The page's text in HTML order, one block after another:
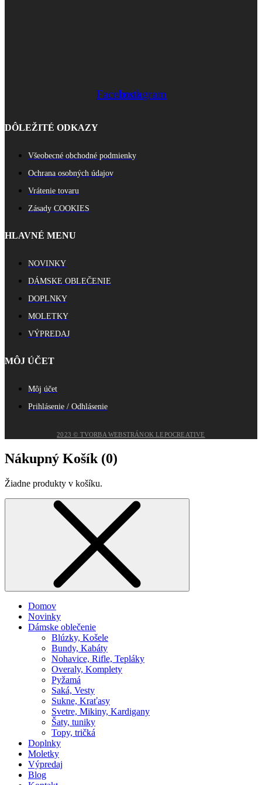
FacebookInstagram
DÔLEŽITÉ ODKAZY
Všeobecné obchodné podmienky
Ochrana osobných údajov
Vrátenie tovaru
Zásady COOKIES
HLAVNÉ MENU
NOVINKY
DÁMSKE OBLEČENIE
DOPLNKY
MOLETKY
VÝPREDAJ
MÔJ ÚČET
Môj účet
Prihlásenie / Odhlásenie
2023 © TVORBA WEBSTRÁNOK LEPOCREATIVE
Nákupný Košík (0)
Žiadne produkty v košíku.
Domov
Novinky
Dámske oblečenie
Blúzky, Košele
Bundy, Kabáty
Nohavice, Rifle, Tepláky
Overaly, Komplety
Pyžamá
Saká, Vesty
Sukne, Kraťasy
Svetre, Mikiny, Kardigany
Šaty, tuniky
Topy, tričká
Doplnky
Moletky
Výpredaj
Blog